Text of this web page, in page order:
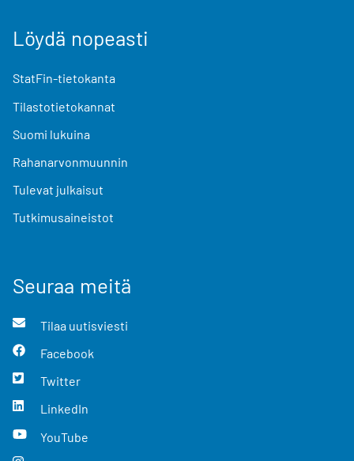
Löydä nopeasti
StatFin-tietokanta
Tilastotietokannat
Suomi lukuina
Rahanarvonmuunnin
Tulevat julkaisut
Tutkimusaineistot
Seuraa meitä
Tilaa uutisviesti
Facebook
Twitter
LinkedIn
YouTube